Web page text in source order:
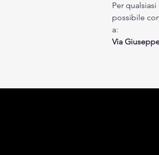
Per
possibile
a:
Via